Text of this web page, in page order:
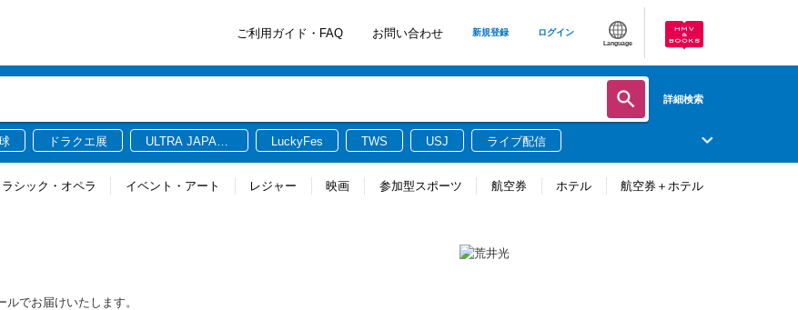
ご利用ガイド・FAQ お問い合わせ 新規登録 ログイン
Language
詳細検索
ドラクエ展
ULTRA JAPAN
LuckyFes TWS USJ ライブ配信
ラシック・オペラ イベント・アート レジャー 映画 参加型スポーツ 航空券 ホテル 航空券＋ホテル
でお届けいたします。